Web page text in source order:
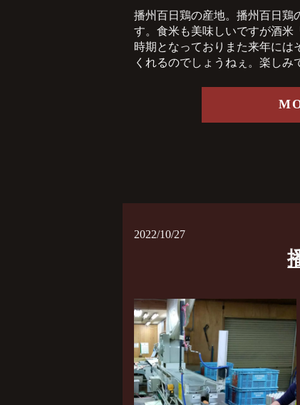
播州百日鶏の産地。播州百日鶏
す。食米も美味しいですが酒米
時期となっておりまた来年には
くれるのでしょうねぇ。楽し
2022/10/27